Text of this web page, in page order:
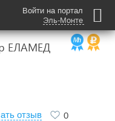
Войти на портал
Эль-Монте
ЕЛАМЕД
отзыв
0